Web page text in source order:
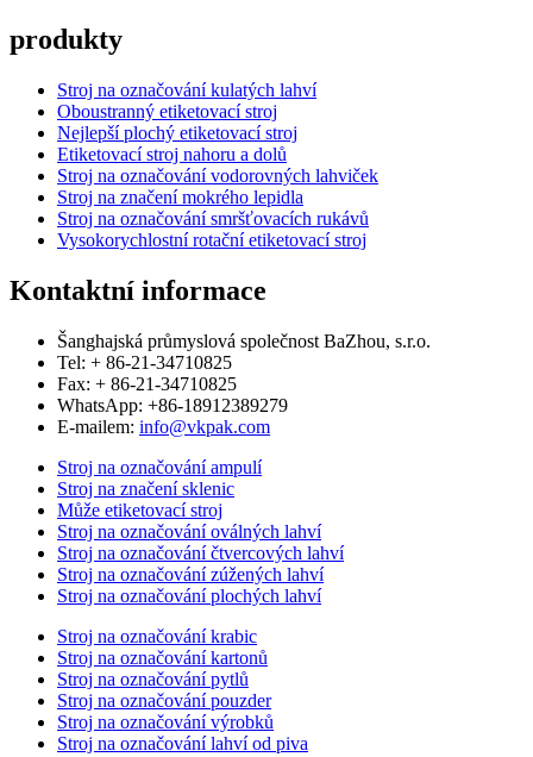
produkty
Stroj na označování kulatých lahví
Oboustranný etiketovací stroj
Nejlepší plochý etiketovací stroj
Etiketovací stroj nahoru a dolů
Stroj na označování vodorovných lahviček
Stroj na značení mokrého lepidla
Stroj na označování smršťovacích rukávů
Vysokorychlostní rotační etiketovací stroj
Kontaktní informace
Šanghajská průmyslová společnost BaZhou, s.r.o.
Tel: + 86-21-34710825
Fax: + 86-21-34710825
WhatsApp: +86-18912389279
E-mailem: info@vkpak.com
Stroj na označování ampulí
Stroj na značení sklenic
Může etiketovací stroj
Stroj na označování oválných lahví
Stroj na označování čtvercových lahví
Stroj na označování zúžených lahví
Stroj na označování plochých lahví
Stroj na označování krabic
Stroj na označování kartonů
Stroj na označování pytlů
Stroj na označování pouzder
Stroj na označování výrobků
Stroj na označování lahví od piva